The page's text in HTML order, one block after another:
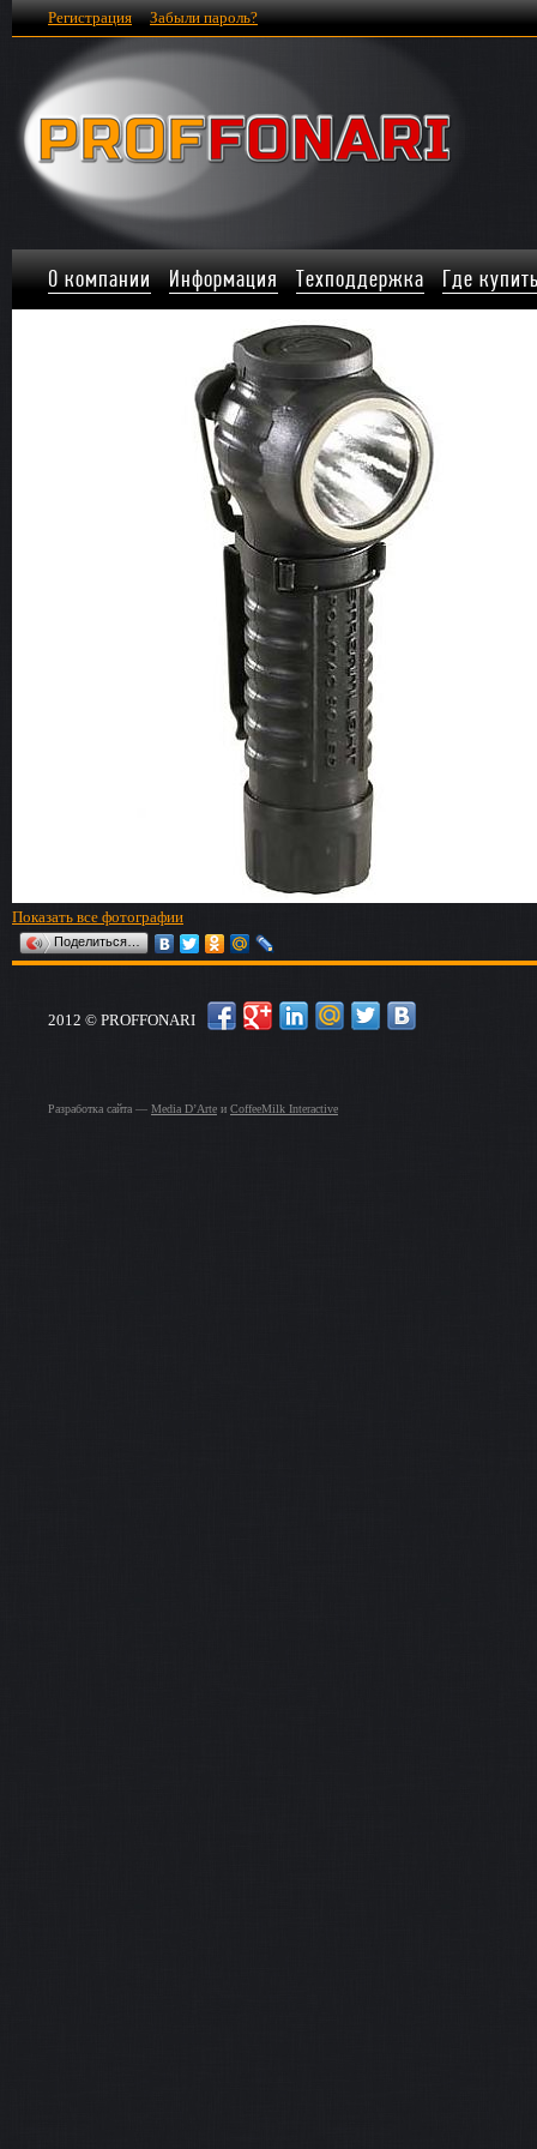
Регистрация Забыли пароль?
О компании Информация Техподдержка Где
Показать все фотографии
Поделиться…
2012 © PROFFONARI
Разработка сайта — Media D’Arte и CoffeeMilk Interactive